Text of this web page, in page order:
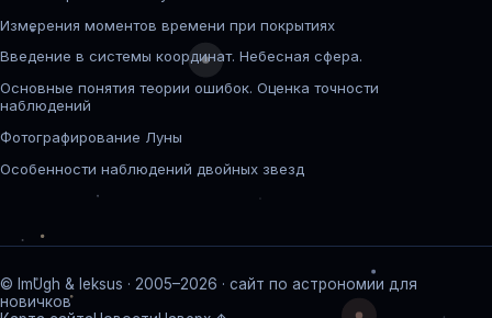
Измерения моментов времени при покрытиях
Введение в системы координат. Небесная сфера.
Основные понятия теории ошибок. Оценка точности
наблюдений
Фотографирование Луны
Особенности наблюдений двойных звезд
© ImUgh & leksus · 2005–2026 · сайт по астрономии для
новичков